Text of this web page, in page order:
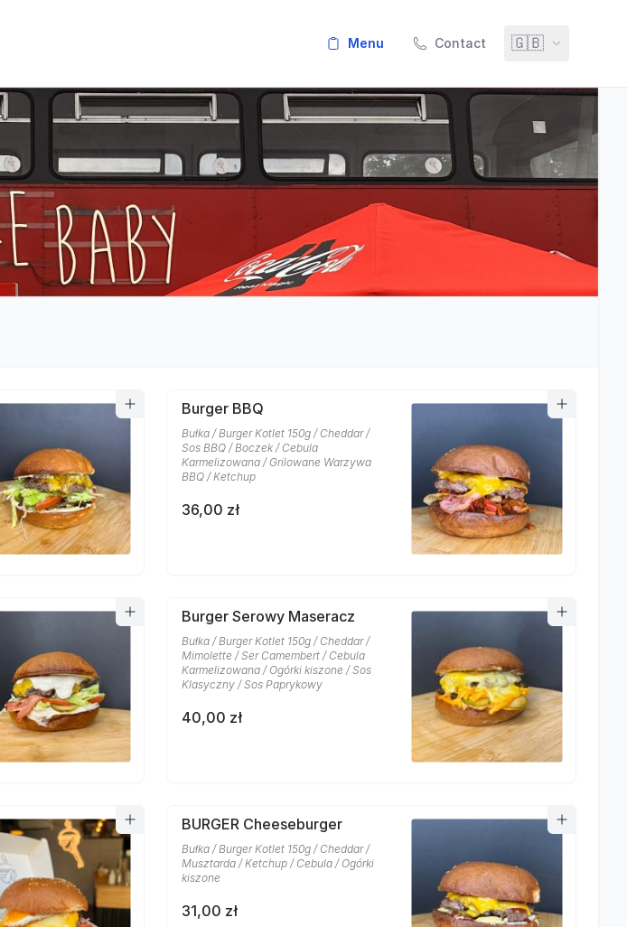
menu Contact 🇬🇧
Burger BBQ
Bułka / Burger Kotlet 150g / Cheddar /
Sos BBQ / Boczek / Cebula
Karmelizowana / Grilowane Warzywa
BBQ / Ketchup
36,00 zł
Burger Serowy Maseracz
Bułka / Burger Kotlet 150g / Cheddar /
Mimolette / Ser Camembert / Cebula
Karmelizowana / Ogórki kiszone / Sos
Klasyczny / Sos Paprykowy
40,00 zł
BURGER Cheeseburger
Bułka / Burger Kotlet 150g / Cheddar /
Musztarda / Ketchup / Cebula / Ogórki
kiszone
31,00 zł